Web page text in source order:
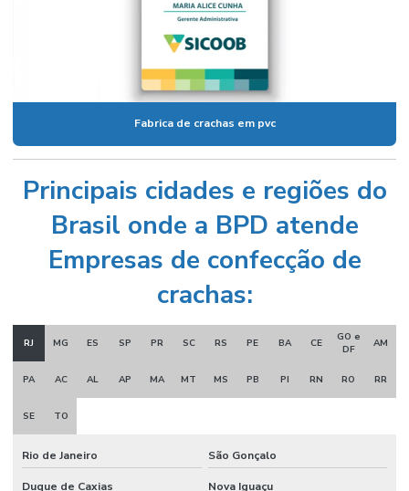
Fabrica de crachas em pvc
Principais cidades e regiões do
Brasil onde a BPD atende
Empresas de confecção de
crachas:
RJ MG ES SP PR SC RS PE BA CE
GO e
DF
AM
PA AC AL AP MA MT MS PB PI RN RO RR
SE TO
Rio de Janeiro São Gonçalo
Duque de Caxias Nova Iguaçu